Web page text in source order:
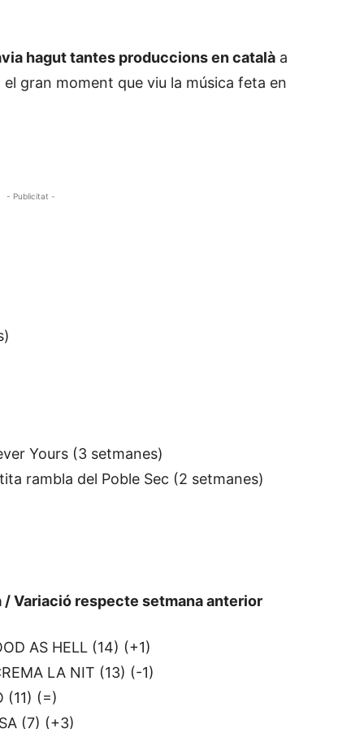
hagut tantes produccions en català a
gran moment que viu la música feta en
- Publicitat -
Yours (3 setmanes)
rambla del Poble Sec (2 setmanes)
Variació respecte setmana anterior
AS HELL (14) (+1)
LA NIT (13) (-1)
(11) (=)
(7) (+3)